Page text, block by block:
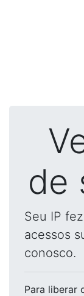
de
Seu IP
acessos
conosco.
Para liberar